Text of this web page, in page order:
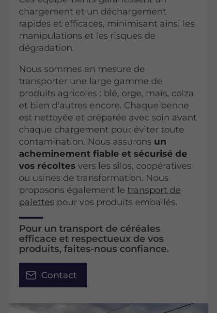
chargement et un déchargement
rapides et efficaces, minimisant ainsi les
manipulations et les risques de
dégradation.
Nous sommes en mesure de
transporter une large gamme de
produits agricoles : blé, orge, maïs, colza
et bien d'autres encore. Chaque benne
est nettoyée et préparée avec soin avant
chaque chargement pour éviter toute
contamination. Nous assurons un
acheminement fiable et sécurisé de
vos récoltes vers les silos, coopératives
ou usines de transformation. Nous
proposons également le transport de
palettes pour vos produits emballés.
Pour un transport de céréales
efficace et respectueux de vos
produits, faites-nous confiance.
Contact